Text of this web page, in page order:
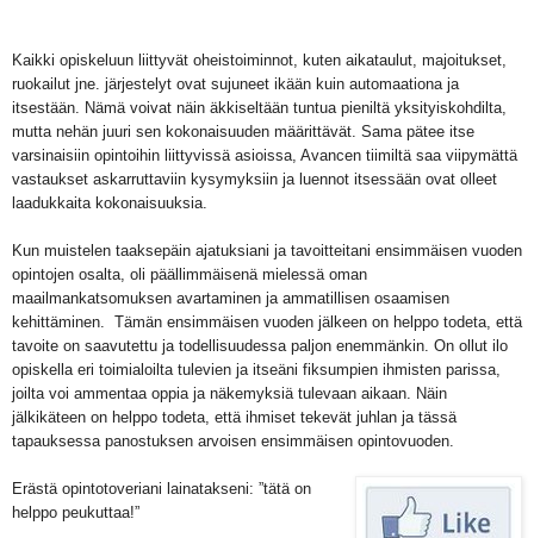
Kaikki opiskeluun liittyvät oheistoiminnot, kuten aikataulut, majoitukset,
ruokailut jne. järjestelyt ovat sujuneet ikään kuin automaationa ja
itsestään. Nämä voivat näin äkkiseltään tuntua pieniltä yksityiskohdilta,
mutta nehän juuri sen kokonaisuuden määrittävät. Sama pätee itse
varsinaisiin opintoihin liittyvissä asioissa, Avancen tiimiltä saa viipymättä
vastaukset askarruttaviin kysymyksiin ja luennot itsessään ovat olleet
laadukkaita kokonaisuuksia.
Kun muistelen taaksepäin ajatuksiani ja tavoitteitani ensimmäisen vuoden
opintojen osalta, oli päällimmäisenä mielessä oman
maailmankatsomuksen avartaminen ja ammatillisen osaamisen
kehittäminen. Tämän ensimmäisen vuoden jälkeen on helppo todeta, että
tavoite on saavutettu ja todellisuudessa paljon enemmänkin. On ollut ilo
opiskella eri toimialoilta tulevien ja itseäni fiksumpien ihmisten parissa,
joilta voi ammentaa oppia ja näkemyksiä tulevaan aikaan. Näin
jälkikäteen on helppo todeta, että ihmiset tekevät juhlan ja tässä
tapauksessa panostuksen arvoisen ensimmäisen opintovuoden.
Erästä opintotoveriani lainatakseni: ”tätä on
helppo peukuttaa!”